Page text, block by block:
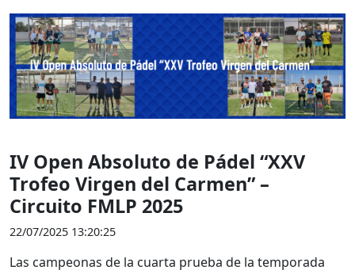
IV Open Absoluto de Pádel “XXV
Trofeo Virgen del Carmen” –
Circuito FMLP 2025
22/07/2025 13:20:25
Las campeonas de la cuarta prueba de la temporada